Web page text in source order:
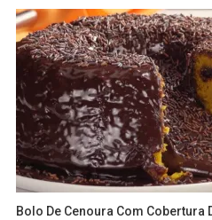
Bolo De Cenoura Com Cobertura